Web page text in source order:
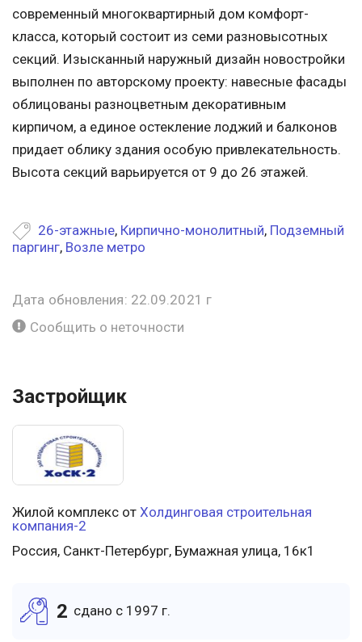
современный многоквартирный дом комфорт-
класса, который состоит из семи разновысотных
секций. Изысканный наружный дизайн новостройки
выполнен по авторскому проекту: навесные фасады
облицованы разноцветным декоративным
кирпичом, а единое остекление лоджий и балконов
придает облику здания особую привлекательность.
Высота секций варьируется от 9 до 26 этажей.
26-этажные, Кирпично-монолитный, Подземный
паргинг, Возле метро
Дата обновления: 22.09.2021 г
Сообщить о неточности
Застройщик
Жилой комплекс от Холдинговая строительная
компания-2
Россия, Санкт-Петербург, Бумажная улица, 16к1
2 cдано c 1997 г.